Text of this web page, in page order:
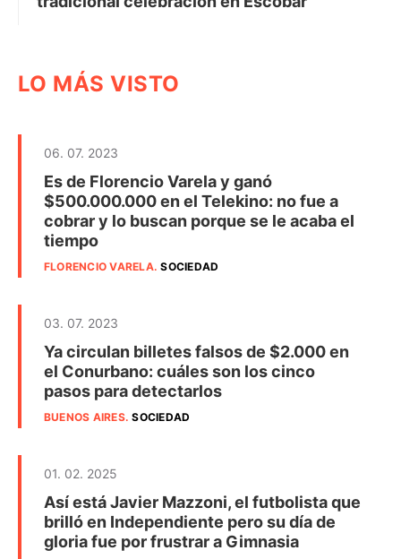
LO MÁS VISTO
06. 07. 2023
Es de Florencio Varela y ganó
$500.000.000 en el Telekino: no fue a
cobrar y lo buscan porque se le acaba el
tiempo
FLORENCIO VARELA.SOCIEDAD
03. 07. 2023
Ya circulan billetes falsos de $2.000 en
el Conurbano: cuáles son los cinco
pasos para detectarlos
BUENOS AIRES.SOCIEDAD
01. 02. 2025
Así está Javier Mazzoni, el futbolista que
brilló en Independiente pero su día de
gloria fue por frustrar a Gimnasia